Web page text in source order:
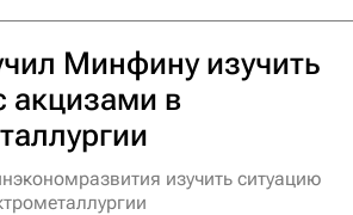
Минфину изучить
акцизами в
изучить ситуацию